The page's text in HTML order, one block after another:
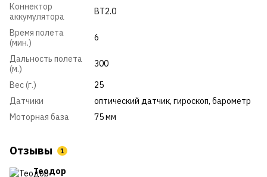
Коннектор
аккумулятора
BT2.0
Время полета
(мин.)
6
Дальность полета
(м.)
300
Вес (г.)
25
Датчики
оптический датчик, гироскоп, барометр
Моторная база
75 мм
Отзывы 1
Теодор